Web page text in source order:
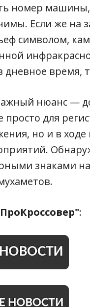
номер
Если же на
символом,
дневное время,
нюанс —
просто для
но и в
знаками
: